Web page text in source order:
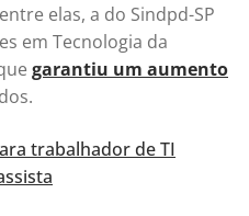
elas, a do Sindpd-SP
em Tecnologia da
garantiu um aumento
trabalhador de TI